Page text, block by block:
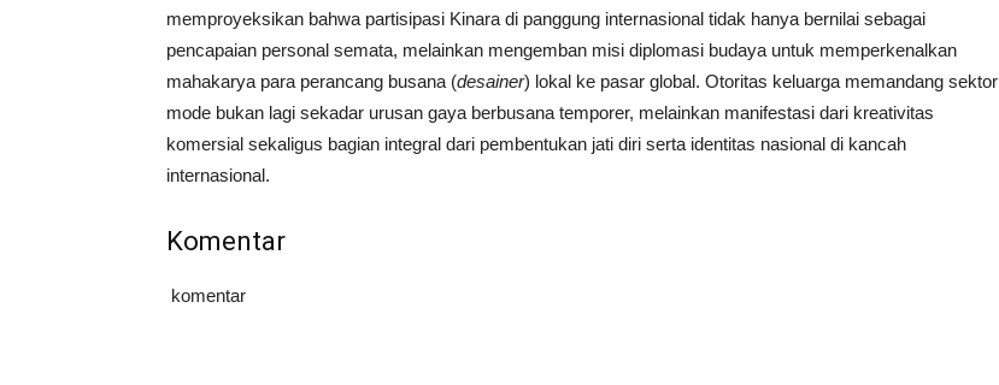
memproyeksikan bahwa partisipasi Kinara di panggung internasional tidak hanya bernilai sebagai
pencapaian personal semata, melainkan mengemban misi diplomasi budaya untuk memperkenalkan
mahakarya para perancang busana (desainer) lokal ke pasar global. Otoritas keluarga memandang sektor
mode bukan lagi sekadar urusan gaya berbusana temporer, melainkan manifestasi dari kreativitas
komersial sekaligus bagian integral dari pembentukan jati diri serta identitas nasional di kancah
internasional.
Komentar
komentar